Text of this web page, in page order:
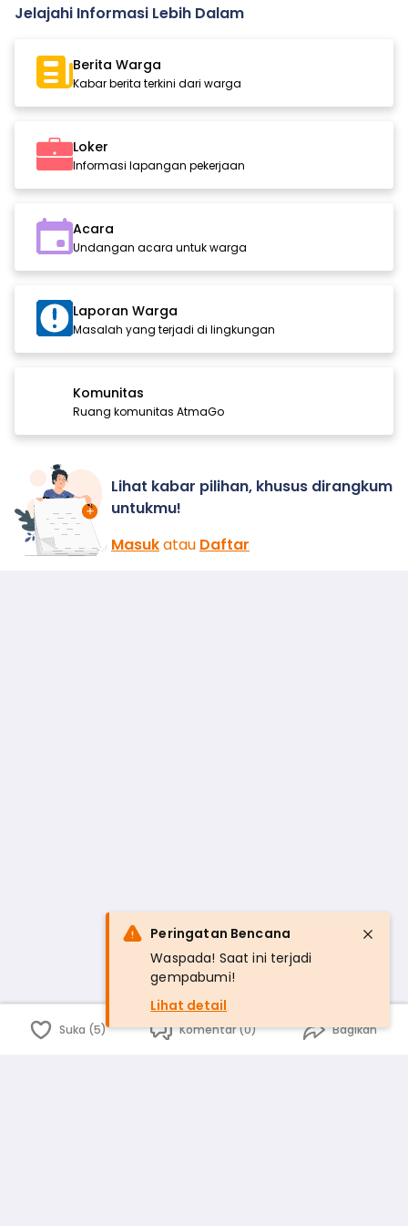
Jelajahi Informasi Lebih Dalam
Berita Warga
Kabar berita terkini dari warga
Loker
Informasi lapangan pekerjaan
Acara
Undangan acara untuk warga
Laporan Warga
Masalah yang terjadi di lingkungan
Komunitas
Ruang komunitas AtmaGo
Lihat kabar pilihan, khusus dirangkum
untukmu!
Masukatau Daftar
Suka (5) Komentar (0) Bagikan
Peringatan Bencana
Waspada! Saat ini terjadi
gempabumi!
Lihat detail